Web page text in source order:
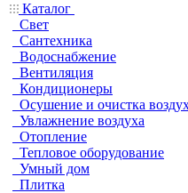
Каталог
Свет
Сантехника
Водоснабжение
Вентиляция
Кондиционеры
Осушение и очистка
Увлажнение воздуха
Отопление
Тепловое оборудование
Умный дом
Плитка